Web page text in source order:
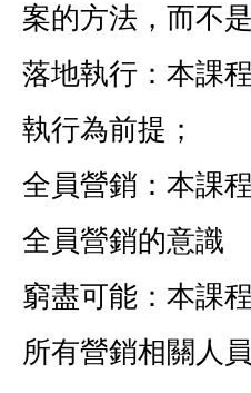
案的方法，而不
落地執行：本課
執行為前提；
全員營銷：本課
全員營銷的意識
窮盡可能：本課
所有營銷相關人員